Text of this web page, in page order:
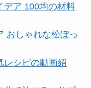
デア 100均の材料
おしゃれな松ぼっ
レシピの動画紹